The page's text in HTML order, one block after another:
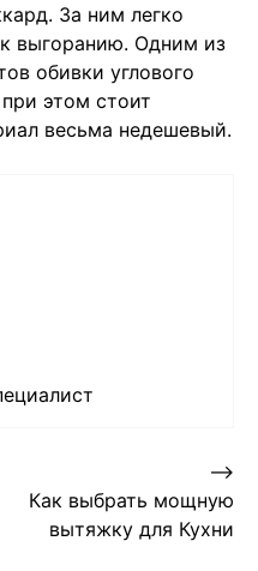
За ним легко
выгоранию. Одним из
обивки углового
этом стоит
весьма недешевый.
Как выбрать мощную
вытяжку для Кухни
⟶